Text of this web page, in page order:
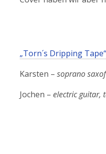
„Torn´s Dripping Tape“
Karsten – soprano
Jochen – electric guitar,